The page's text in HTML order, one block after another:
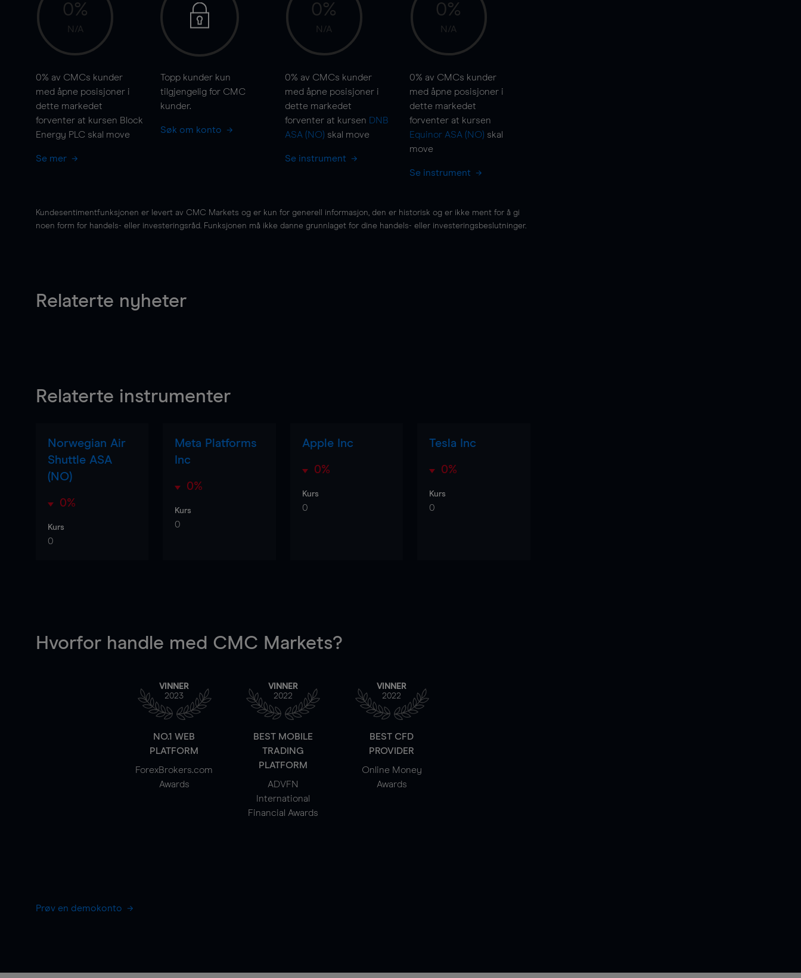
0%
N/A
0% av CMCs kunder
med åpne posisjoner i
dette markedet
forventer at kursen Block
Energy PLC skal move
Se mer
Topp kunder kun
tilgjengelig for CMC
kunder.
Søk om konto
0%
N/A
0% av CMCs kunder
med åpne posisjoner i
dette markedet
forventer at kursen DNB
ASA (NO) skal move
Se instrument
0%
N/A
0% av CMCs kunder
med åpne posisjoner i
dette markedet
forventer at kursen
Equinor ASA (NO) skal
move
Se instrument
Kundesentimentfunksjonen er levert av CMC Markets og er kun for generell informasjon, den er historisk og er ikke ment for å gi
noen form for handels- eller investeringsråd. Funksjonen må ikke danne grunnlaget for dine handels- eller investeringsbeslutninger.
Relaterte nyheter
Relaterte instrumenter
Norwegian Air
Shuttle ASA
(NO)
0%
Kurs
0
Meta Platforms
Inc
0%
Kurs
0
Apple Inc
0%
Kurs
0
Tesla Inc
0%
Kurs
0
Hvorfor handle med CMC Markets?
VINNER
2023
NO.1 WEB
PLATFORM
ForexBrokers.com
Awards
VINNER
2022
BEST MOBILE
TRADING
PLATFORM
ADVFN
International
Financial Awards
VINNER
2022
BEST CFD
PROVIDER
Online Money
Awards
Prøv en demokonto